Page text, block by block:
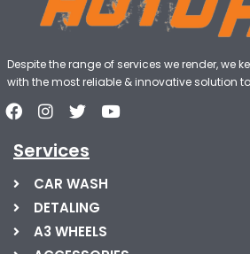
Despite the range of services we render, we
with the most reliable & innovative solution
Services
CAR WASH
DETALING
A3 WHEELS